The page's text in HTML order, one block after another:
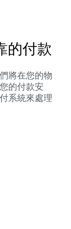
的付款
將在您的物
的付款安
系統來處理